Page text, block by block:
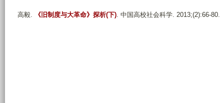
高毅. 《旧制度与大革命》探析(下). 中国高校社会科学. 2013;(2):66-80.